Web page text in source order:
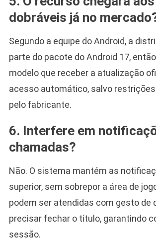
dobráveis já no
Segundo a equipe do Android, a
parte do pacote do Android 17,
modelo que receber a atualização
acesso automático, salvo
pelo fabricante.
6. Interfere em
chamadas?
Não. O sistema mantém as
superior, sem sobrepor a área de
podem ser atendidas com gesto de
precisar fechar o título, garantindo
sessão.